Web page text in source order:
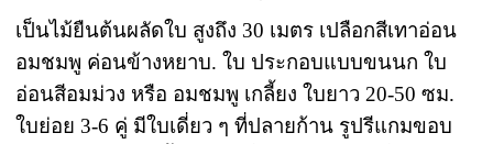
เป็นไม้ยืนต้นผลัดใบ สูงถึง 30 เมตร เปลือกสีเทาอ่อน
อมชมพู ค่อนข้างหยาบ. ใบ ประกอบแบบขนนก ใบ
อ่อนสีอมม่วง หรือ อมชมพู เกลี้ยง ใบยาว 20-50 ซม.
ใบย่อย 3-6 คู่ มีใบเดี่ยว ๆ ที่ปลายก้าน รูปรีแกมขอบ